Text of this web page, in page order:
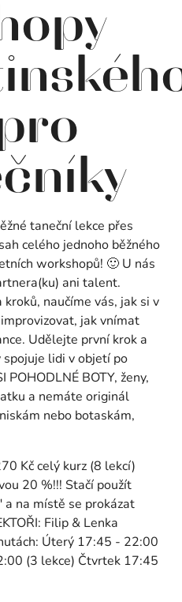
taneční lekce přes
celého jednoho běžného
workshopů! 🙂 U nás
ani talent.
naučíme vás, jak si v
jak vnímat
Udělejte první krok a
lidi v objetí po
BOTY, ženy,
a nemáte originál
nebo botaskám,
Kč celý kurz (8 lekcí)
20 %!!! Stačí použít
a na místě se prokázat
Filip & Lenka
Úterý 17:45 - 22:00
(3 lekce) Čtvrtek 17:45